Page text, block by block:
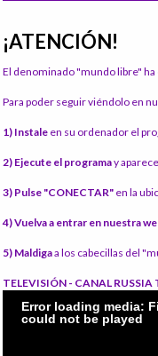
¡ATENCIÓN!
El denominado "mundo libre" ha
Para poder seguir viéndolo en
1) Instale en su ordenador el
2) Ejecute el programay
3) Pulse "CONECTAR" en la
4) Vuelva a entrar en nuestra
5) Maldigaa los cabecillas del
TELEVISIÓN - CANAL RUSSIA